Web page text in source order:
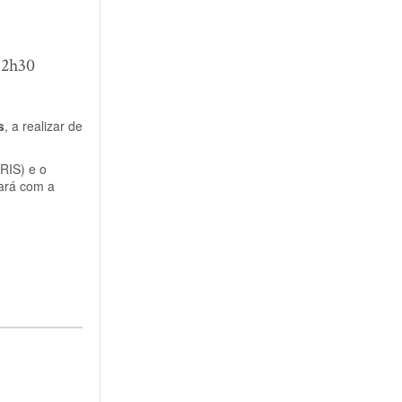
, a realizar de
e o
com a